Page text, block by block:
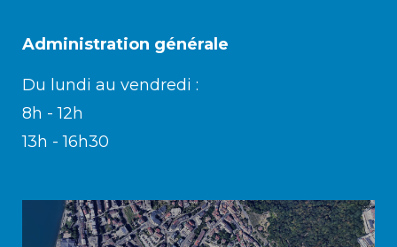
Administration générale
Du lundi au vendredi :
8h - 12h
13h - 16h30